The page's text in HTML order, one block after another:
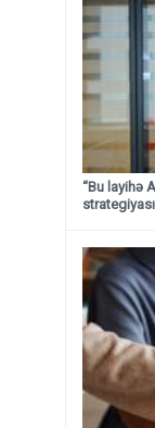
“Bu layihə